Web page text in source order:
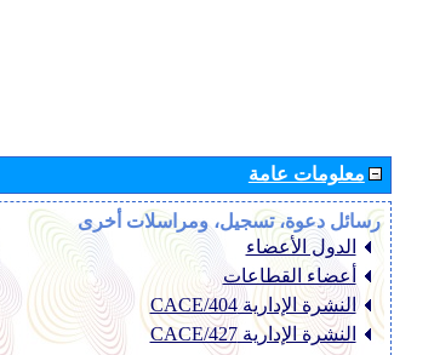
معلومات عامة
رسائل دعوة، تسجيل، ومراسلات أخرى
الدول الأعضاء
أعضاء القطاعات
النشرة الإدارية CACE/404
النشرة الإدارية CACE/427